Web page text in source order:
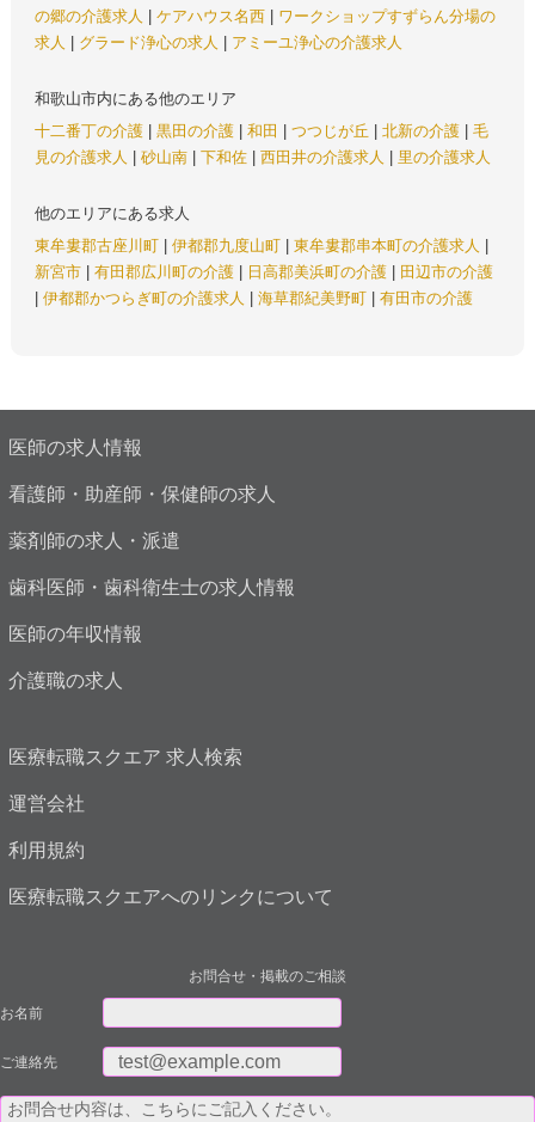
の郷の介護求人
ケアハウス名西
ワークショップすずらん分場の
求人
グラード浄心の求人 アミーユ浄心の介護求人
和歌山市内にある他のエリア
十二番丁の介護
黒田の介護 和田 つつじが丘 北新の介護
毛
見の介護求人
砂山南 下和佐 西田井の介護求人 里の介護求人
他のエリアにある求人
東牟婁郡古座川町
伊都郡九度山町 東牟婁郡串本町の介護求人
新宮市
有田郡広川町の介護 日高郡美浜町の介護
田辺市の介護
伊都郡かつらぎ町の介護求人 海草郡紀美野町 有田市の介護
医師の求人情報
看護師・助産師・保健師の求人
薬剤師の求人・派遣
歯科医師・歯科衛生士の求人情報
医師の年収情報
介護職の求人
医療転職スクエア 求人検索
運営会社
利用規約
医療転職スクエアへのリンクについて
お問合せ・掲載のご相談
お名前
ご連絡先